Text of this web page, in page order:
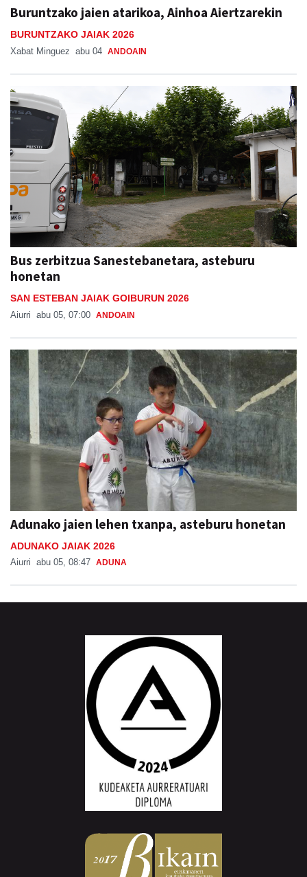
Buruntzako jaien atarikoa, Ainhoa Aiertzarekin
BURUNTZAKO JAIAK 2026
Xabat Minguez abu 04 ANDOAIN
Bus zerbitzua Sanestebanetara, asteburu
honetan
SAN ESTEBAN JAIAK GOIBURUN 2026
Aiurri abu 05, 07:00 ANDOAIN
Adunako jaien lehen txanpa, asteburu honetan
ADUNAKO JAIAK 2026
Aiurri abu 05, 08:47 ADUNA